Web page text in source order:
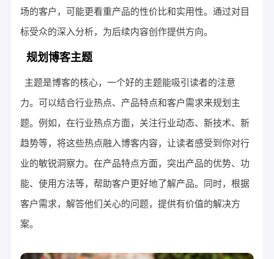
场的客户，可能更看重产品的性价比和实用性。通过对目
标受众的深入分析，为后续内容创作提供方向。
规划博客主题
主题是博客的核心，一个好的主题能吸引读者的注意
力。可以结合行业热点、产品特点和客户需求来规划主
题。例如，在行业热点方面，关注行业动态、新技术、新
趋势等，将这些热点融入博客内容，让读者感受到你对行
业的敏锐洞察力。在产品特点方面，突出产品的优势、功
能、使用方法等，帮助客户更好地了解产品。同时，根据
客户需求，解答他们关心的问题，提供有价值的解决方
案。